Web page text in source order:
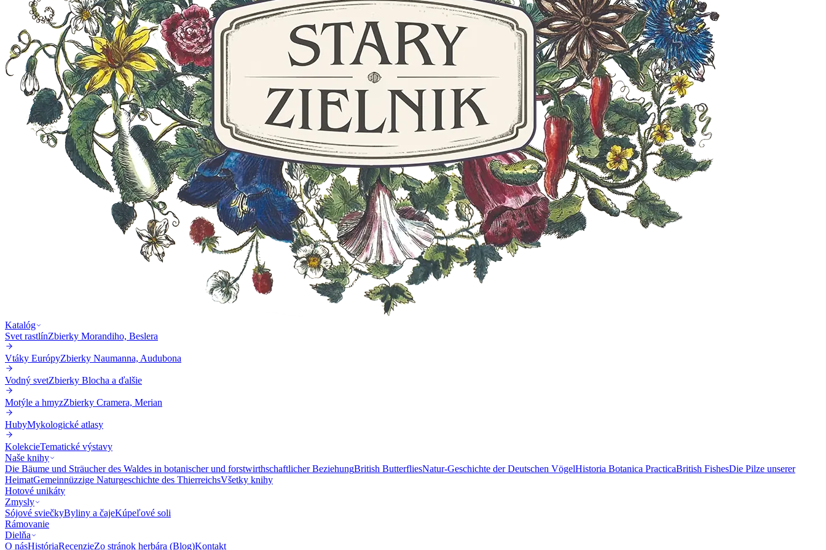
Katalóg
Svet rastlínZbierky Morandiho, Beslera
Vtáky EurópyZbierky Naumanna, Audubona
Vodný svetZbierky Blocha a ďalšie
Motýle a hmyzZbierky Cramera, Merian
HubyMykologické atlasy
KolekcieTematické výstavy
Naše knihy
Die Bäume und Sträucher des Waldes in botanischer und forstwirthschaftlicher BeziehungBritish ButterfliesNatur-Geschichte der Deutschen VögelHistoria Botanica PracticaBritish FishesDie Pilze unserer
HeimatGemeinnüzzige Naturgeschichte des ThierreichsVšetky knihy
Hotové unikáty
Zmysly
Sójové sviečkyByliny a čajeKúpeľové soli
Rámovanie
Dielňa
O násHistóriaRecenzieZo stránok herbára (Blog)Kontakt